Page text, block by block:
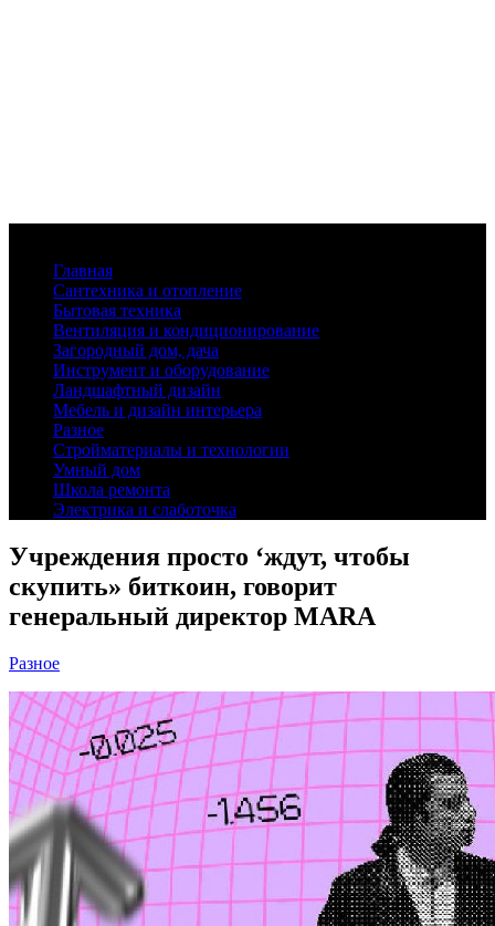
Главная
Сантехника и отопление
Бытовая техника
Вентиляция и кондиционирование
Загородный дом, дача
Инструмент и оборудование
Ландшафтный дизайн
Мебель и дизайн интерьера
Разное
Стройматериалы и технологии
Умный дом
Школа ремонта
Электрика и слаботочка
Учреждения просто ‘ждут, чтобы
скупить» биткоин, говорит
генеральный директор MARA
Разное